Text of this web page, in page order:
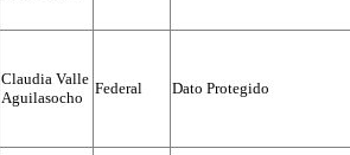
Claudia Valle
Aguilasocho
Federal Dato Protegido